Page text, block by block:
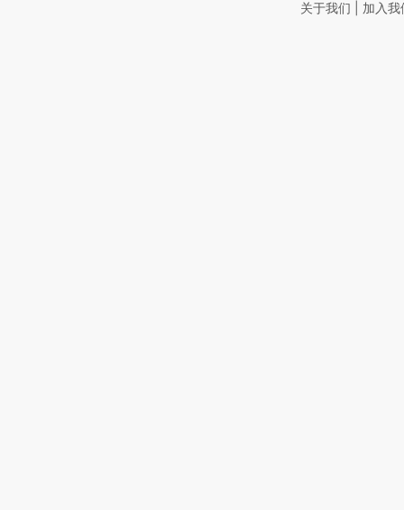
关于我们 加入我